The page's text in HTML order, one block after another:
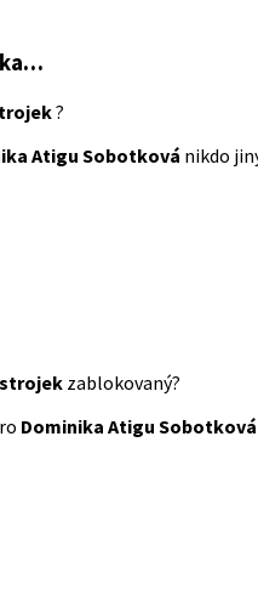
?
Atigu Sobotková nikdo
zablokovaný?
Dominika Atigu Sobotková